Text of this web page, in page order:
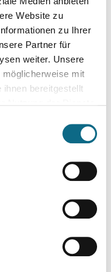
Website zu
zu Ihrer
Partner für
weiter. Unsere
mit
bereitgestellt